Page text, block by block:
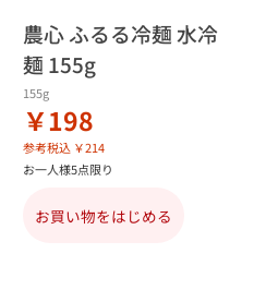
農心 ふるる冷麺 水冷
麺 155g
155g
￥198
参考税込 ￥214
お一人様5点限り
お買い物をはじめる